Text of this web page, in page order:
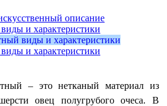
описание
и характеристики
виды и характеристики
и характеристики
– это нетканый материал из
овец полугрубого очеса. В